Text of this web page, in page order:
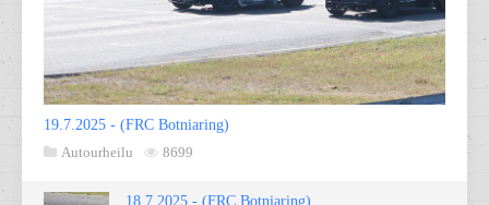
19.7.2025 - (FRC Botniaring)
Autourheilu
8699
18.7.2025 - (FRC Botniaring)